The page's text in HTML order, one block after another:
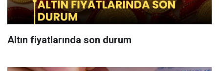
Altın fiyatlarında son durum